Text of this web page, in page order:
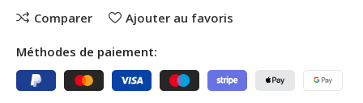
Comparer Ajouter au favoris
Méthodes de paiement: